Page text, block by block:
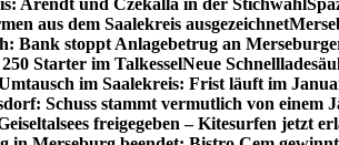
Arendt und Czekalla in der Stichwahl
aus dem Saalekreis ausgezeichnet
Bank stoppt Anlagebetrug an
Starter im TalkesselNeue
im Saalekreis: Frist läuft im
Schuss stammt vermutlich von einem
freigegeben – Kitesurfen jetzt